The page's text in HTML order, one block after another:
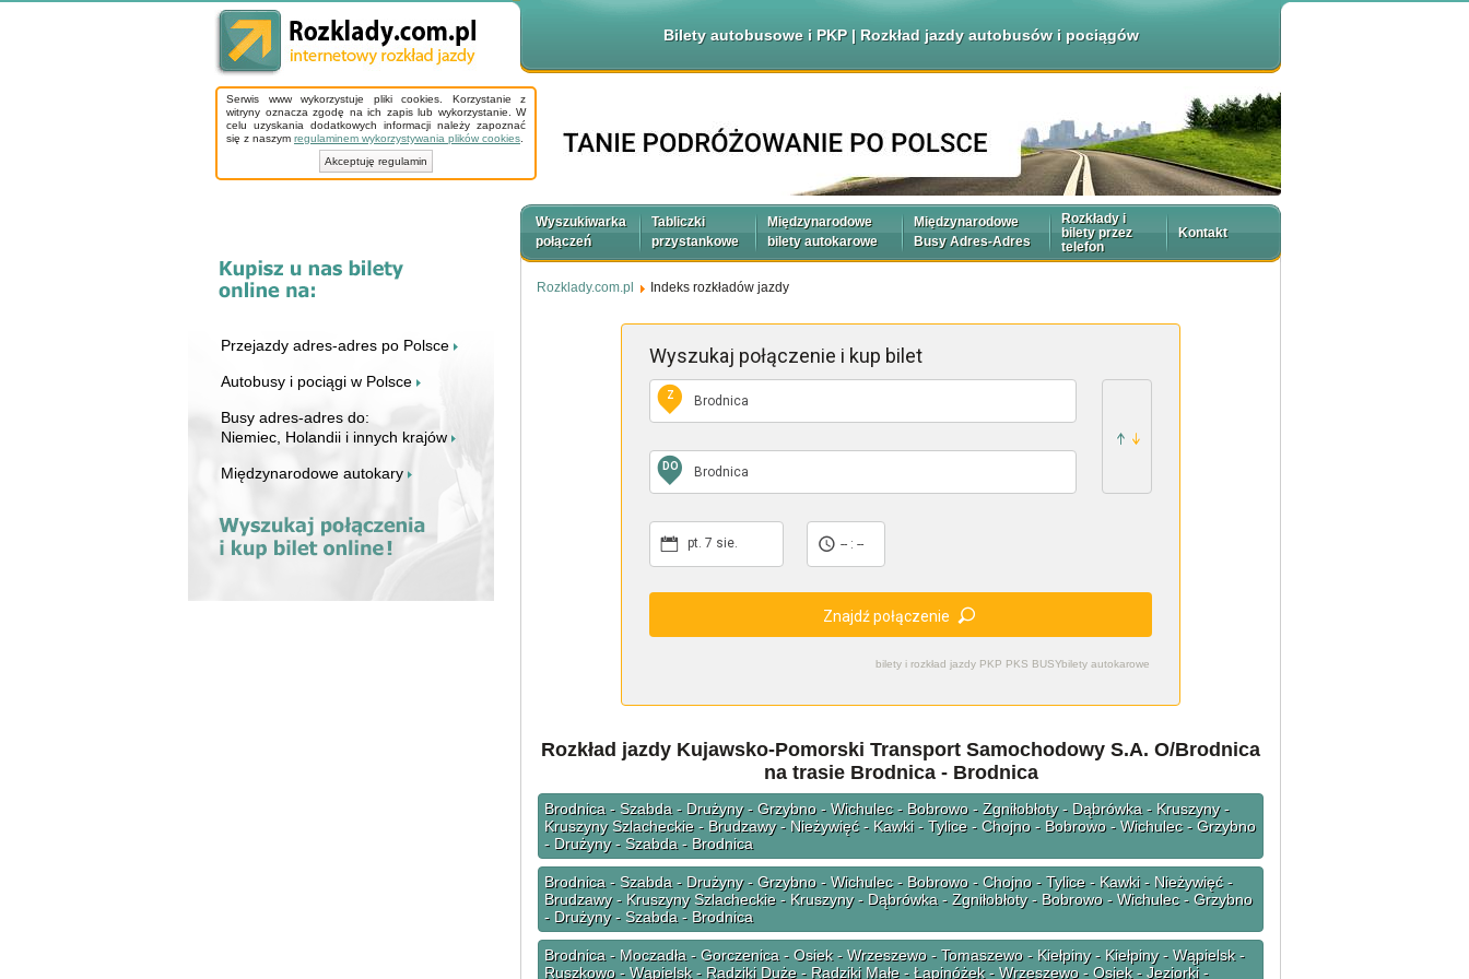
Bilety autobusowe i PKP | Rozkład jazdy autobusów i pociągów
Serwis www wykorzystuje pliki cookies. Korzystanie z
witryny oznacza zgodę na ich zapis lub wykorzystanie. W
celu uzyskania dodatkowych informacji należy zapoznać
się z naszym regulaminem wykorzystywania plików cookies
Akceptuję regulamin
Przejazdy adres-adres po Polsce
Autobusy i pociągi w Polsce
Busy adres-adres do:
Niemiec, Holandii i innych krajów
Międzynarodowe autokary
Wyszukiwarka
połączeń
Tabliczki
przystankowe
Międzynarodowe
bilety autokarowe
Międzynarodowe
Busy Adres-Adres
Rozkłady i
bilety przez
telefon
Kontakt
Rozklady.com.pl Indeks rozkładów jazdy
bilety i rozkład jazdy PKP PKS BUSYbilety autokarowe
Wyszukaj połączenie i kup bilet
Z
DO
pt. 7 sie. -- : --
Znajdź połączenie
Rozkład jazdy Kujawsko-Pomorski Transport Samochodowy S.A. O/Brodnica
na trasie Brodnica - Brodnica
Brodnica - Szabda - Drużyny - Grzybno - Wichulec - Bobrowo - Zgniłobłoty - Dąbrówka - Kruszyny -
Kruszyny Szlacheckie - Brudzawy - Nieżywięć - Kawki - Tylice - Chojno - Bobrowo - Wichulec - Grzybno
- Drużyny - Szabda - Brodnica
Brodnica - Szabda - Drużyny - Grzybno - Wichulec - Bobrowo - Chojno - Tylice - Kawki - Nieżywięć -
Brudzawy - Kruszyny Szlacheckie - Kruszyny - Dąbrówka - Zgniłobłoty - Bobrowo - Wichulec - Grzybno
- Drużyny - Szabda - Brodnica
Brodnica - Moczadła - Gorczenica - Osiek - Wrzeszewo - Tomaszewo - Kiełpiny - Kiełpiny - Wąpielsk -
Ruszkowo - Wąpielsk - Radziki Duże - Radziki Małe - Łapinóżek - Wrzeszewo - Osiek - Jeziorki -